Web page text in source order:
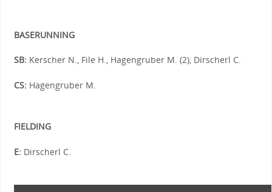
BASERUNNING
SB:Kerscher N., File H., Hagengruber M. (2), Dirscherl C.
CS:Hagengruber M.
FIELDING
E:Dirscherl C.